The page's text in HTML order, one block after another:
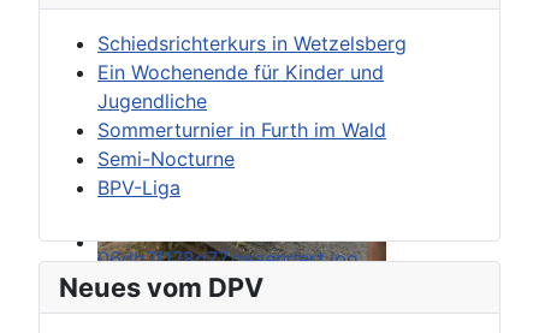
Schiedsrichterkurs in Wetzelsberg
Ein Wochenende für Kinder und
Jugendliche
Sommerturnier in Furth im Wald
Semi-Nocturne
BPV-Liga
Neues vom DPV